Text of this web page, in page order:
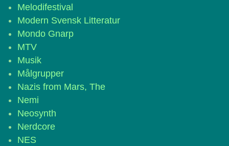
Melodifestival
Modern Svensk Litteratur
Mondo Gnarp
MTV
Musik
Målgrupper
Nazis from Mars, The
Nemi
Neosynth
Nerdcore
NES